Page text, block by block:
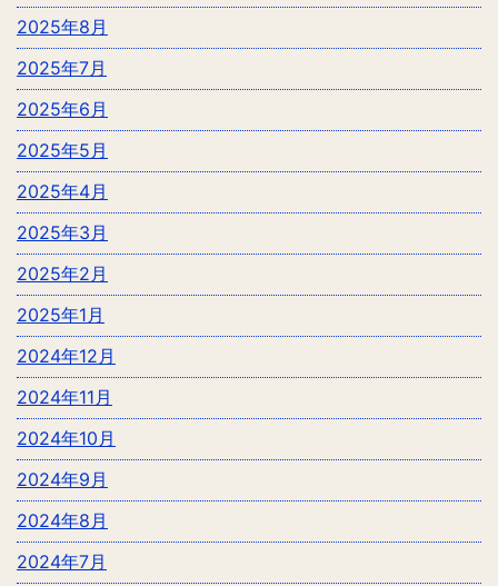
2025年8月
2025年7月
2025年6月
2025年5月
2025年4月
2025年3月
2025年2月
2025年1月
2024年12月
2024年11月
2024年10月
2024年9月
2024年8月
2024年7月